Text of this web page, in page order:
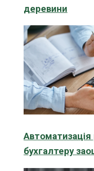
деревини
Автоматизація
бухгалтеру